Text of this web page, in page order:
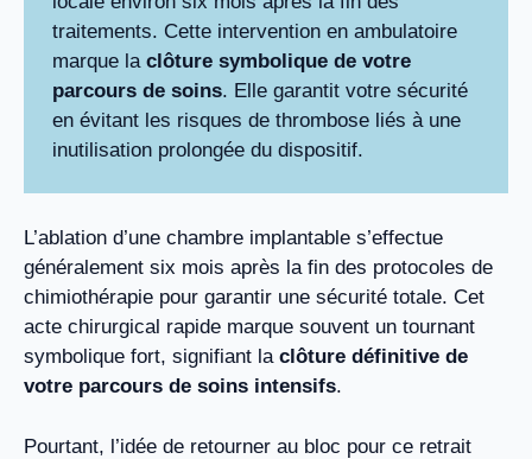
traitements. Cette intervention en ambulatoire
marque la clôture symbolique de votre
parcours de soins. Elle garantit votre sécurité
en évitant les risques de thrombose liés à une
inutilisation prolongée du dispositif.
L’ablation d’une chambre implantable s’effectue
généralement six mois après la fin des protocoles de
chimiothérapie pour garantir une sécurité totale. Cet
acte chirurgical rapide marque souvent un tournant
symbolique fort, signifiant la clôture définitive de
votre parcours de soins intensifs.
Pourtant, l’idée de retourner au bloc pour ce retrait